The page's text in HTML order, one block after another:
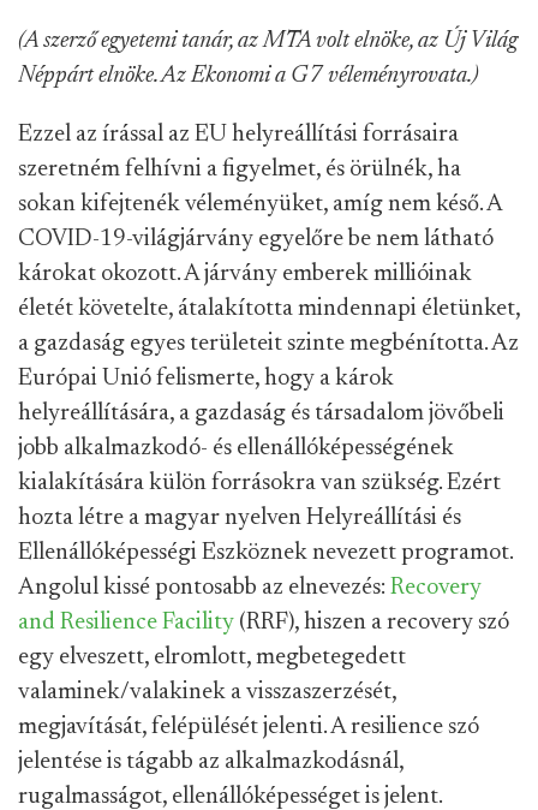
(A szerző egyetemi tanár, az MTA volt elnöke, az Új Világ
Néppárt elnöke. Az Ekonomi a G7 véleményrovata.)
Ezzel az írással az EU helyreállítási forrásaira
szeretném felhívni a figyelmet, és örülnék, ha
sokan kifejtenék véleményüket, amíg nem késő. A
COVID-19-világjárvány egyelőre be nem látható
károkat okozott. A járvány emberek millióinak
életét követelte, átalakította mindennapi életünket,
a gazdaság egyes területeit szinte megbénította. Az
Európai Unió felismerte, hogy a károk
helyreállítására, a gazdaság és társadalom jövőbeli
jobb alkalmazkodó- és ellenállóképességének
kialakítására külön forrásokra van szükség. Ezért
hozta létre a magyar nyelven Helyreállítási és
Ellenállóképességi Eszköznek nevezett programot.
Angolul kissé pontosabb az elnevezés: Recovery
and Resilience Facility (RRF), hiszen a recovery szó
egy elveszett, elromlott, megbetegedett
valaminek/valakinek a visszaszerzését,
megjavítását, felépülését jelenti. A resilience szó
jelentése is tágabb az alkalmazkodásnál,
rugalmasságot, ellenállóképességet is jelent.